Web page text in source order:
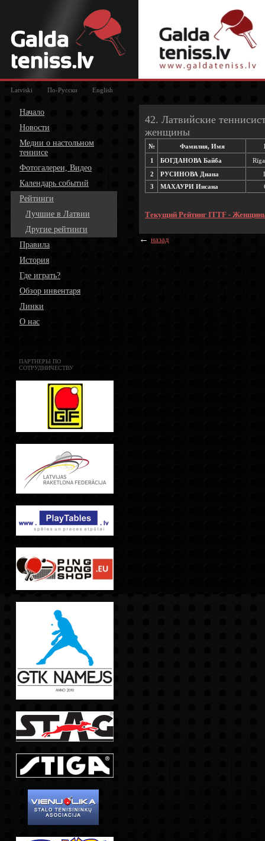
Latviski По-Русски English
Начало
Новости
Медии о настольном
теннисе
Фотогалереи, Видео
Календарь событий
Рейтинги
Лучшие в Латвии
Другие рейтинги
Правила
История
Где играть?
Обзор инвентаря
Линки
О нас
ПАРТНЕРЫ ПО
СОТРУДНИЧЕСТВУ
42. Латвийские
женщины
№ Фамилия, Имя
1
БОГДАНОВА Байба
2
РУСИНОВА Диана
3
МАХАУРИ Инсана
Текущий Рейтинг ITTF -
← назад